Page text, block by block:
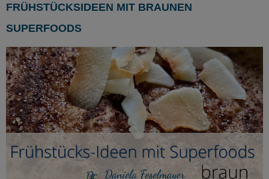
FRÜHSTÜCKSIDEEN MIT BRAUNEN
SUPERFOODS